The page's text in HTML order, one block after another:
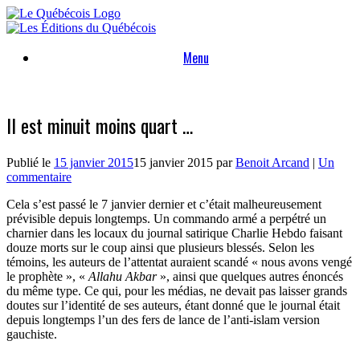
Skip
to
Menu
Il est minuit moins quart …
Publié le 15 janvier 201515 janvier 2015 parBenoit Arcand | Un
commentaire
Cela s’est passé le 7 janvier dernier et c’était malheureusement
prévisible depuis longtemps. Un commando armé a perpétré un
charnier dans les locaux du journal satirique Charlie Hebdo faisant
douze morts sur le coup ainsi que plusieurs blessés. Selon les
témoins, les auteurs de l’attentat auraient scandé « nous avons vengé
le prophète », « Allahu Akbar», ainsi que quelques autres énoncés
du même type. Ce qui, pour les médias, ne devait pas laisser grands
doutes sur l’identité de ses auteurs, étant donné que le journal était
depuis longtemps l’un des fers de lance de l’anti-islam version
gauchiste.